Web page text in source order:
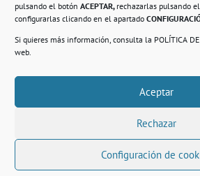
pulsando el botón ACEPTAR, rechazarlas pulsando
configurarlas clicando en el apartado
Si quieres más información, consulta la POLÍTICA
web.
Aceptar
Rechazar
Configuración de
© 2021. Realizado en el Centro